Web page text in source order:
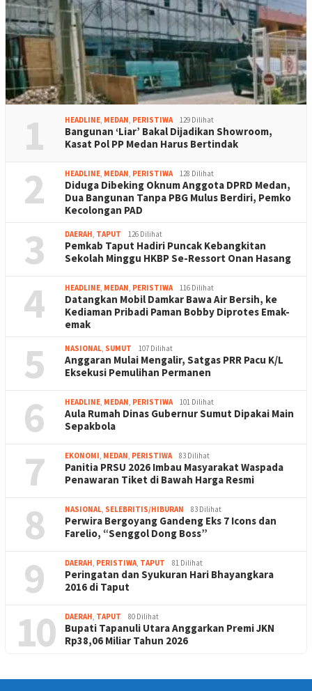
1 HEADLINE, MEDAN, PERISTIWA 129 Dilihat
Bangunan ‘Liar’ Bakal Dijadikan Showroom,
Kasat Pol PP Medan Harus Bertindak
2 HEADLINE, MEDAN, PERISTIWA 128 Dilihat
Diduga Dibeking Oknum Anggota DPRD Medan,
Dua Bangunan Tanpa PBG Mulus Berdiri, Pemko
Kecolongan PAD
3 DAERAH, TAPUT 126 Dilihat
Pemkab Taput Hadiri Puncak Kebangkitan
Sekolah Minggu HKBP Se-Ressort Onan Hasang
4 HEADLINE, MEDAN, PERISTIWA 116 Dilihat
Datangkan Mobil Damkar Bawa Air Bersih, ke
Kediaman Pribadi Paman Bobby Diprotes Emak-
emak
5 NASIONAL, SUMUT 107 Dilihat
Anggaran Mulai Mengalir, Satgas PRR Pacu K/L
Eksekusi Pemulihan Permanen
6 HEADLINE, MEDAN, PERISTIWA 101 Dilihat
Aula Rumah Dinas Gubernur Sumut Dipakai Main
Sepakbola
7 EKONOMI, MEDAN, PERISTIWA 83 Dilihat
Panitia PRSU 2026 Imbau Masyarakat Waspada
Penawaran Tiket di Bawah Harga Resmi
8 NASIONAL, SELEBRITIS/HIBURAN 83 Dilihat
Perwira Bergoyang Gandeng Eks 7 Icons dan
Farelio, “Senggol Dong Boss”
9 DAERAH, PERISTIWA, TAPUT 81 Dilihat
Peringatan dan Syukuran Hari Bhayangkara
2016 di Taput
10 DAERAH, TAPUT 80 Dilihat
Bupati Tapanuli Utara Anggarkan Premi JKN
Rp38,06 Miliar Tahun 2026